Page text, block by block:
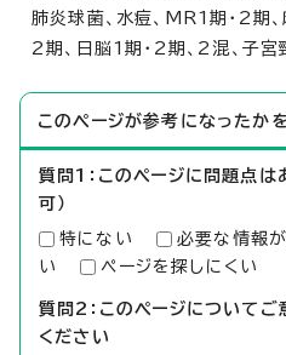
肺炎球菌、水痘、MR1期・2期、
2期、日脳1期・2期、2混、子宮
このページが参考になったか
質問1：このページに問題点は
可）
特にない 必要な情報
い
ページを探しにくい
質問2：このページについてご
ください